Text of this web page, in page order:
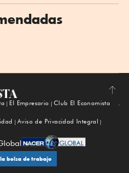
Subir
El Empresario
Club El Economista
Aviso de Privacidad Integral
la bolsa de trabajo